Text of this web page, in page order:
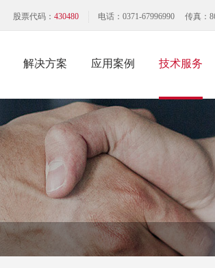
股票代码： 430480 电话：0371-67996990 传真：
解决方案 应用案例 技术服务